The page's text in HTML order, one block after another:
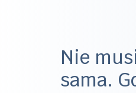
Nie
sama.